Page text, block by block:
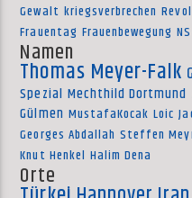
Gewalt kriegsverbrechen
Frauentag Frauenbewegung
Namen
Thomas Meyer-Falk
Spezial Mechthild Dortmund
Gülmen MustafaKocak Loic
Georges Abdallah Steffen
Knut Henkel Halim Dena
Orte